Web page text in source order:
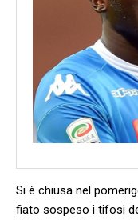
Si è chiusa nel
fiato sospeso i tifosi